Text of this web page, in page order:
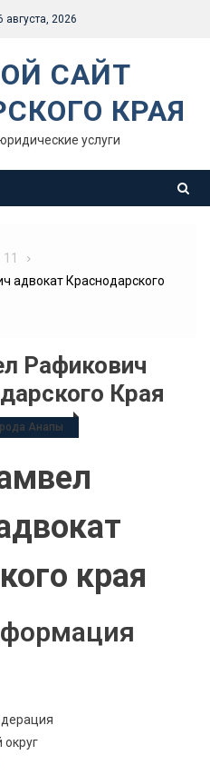
августа, 2026
САЙТ
КРАЯ
услуги
11
адвокат Краснодарского
Рафикович
Края
Анапы
края